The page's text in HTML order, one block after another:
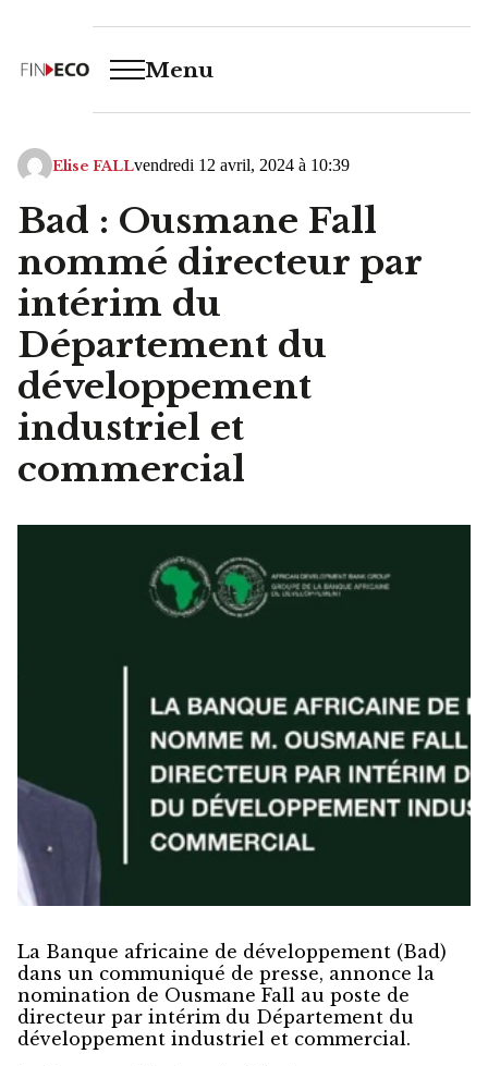
Menu
Elise FALLvendredi 12 avril, 2024 à 10:39
Bad : Ousmane Fall
nommé directeur par
intérim du
Département du
développement
industriel et
commercial
La Banque africaine de développement (Bad)
dans un communiqué de presse, annonce la
nomination de Ousmane Fall au poste de
directeur par intérim du Département du
développement industriel et commercial.